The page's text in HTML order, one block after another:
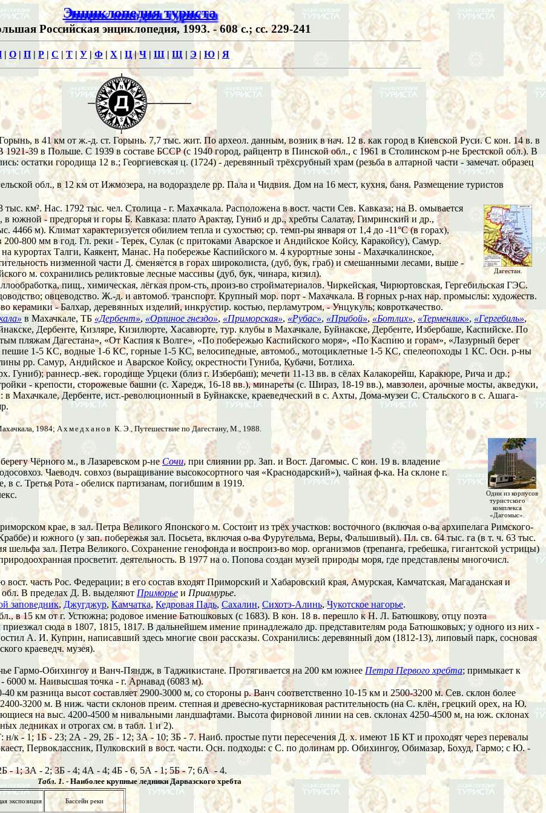
Энциклопедия туриста
Российская энциклопедия, 1993. - 608 с.; сс. 229-241
| О | П | Р | С | Т| У |Ф | Х | Ц|Ч | Ш | Щ | Э| Ю | Я
в 41 км от ж.-д. ст. Горынь. 7,7 тыс. жит. По археол. данным, возник в нач. 12 в. как город в Киевской Руси. С кон. 14 в. в
1921-39 в Польше. С 1939 в составе БССР (с 1940 город, райцентр в Пинской обл., с 1961 в Столинском р-не Брестской обл.). В
остатки городища 12 в.; Георгиевская ц. (1724) - деревянный трёхсрубный храм (резьба в алтарной части - замечат. образец
обл., в 12 км от Ижмозера, на водоразделе рр. Пала и Чидвия. Дом на 16 мест, кухня, баня. Размещение туристов
Дагестан.
км². Нас. 1792 тыс. чел. Столица - г. Махачкала. Расположена в вост. части Сев. Кавказа; на В. омывается
южной - предгорья и горы Б. Кавказа: плато Арактау, Гуниб и др., хребты Салатау, Гимринский и др.,
м). Климат характеризуется обилием тепла и сухостью; ср. темп-ры января от 1,4 до -11°C (в горах),
800 мм в год. Гл. реки - Терек, Сулак (с притоками Аварское и Андийское Койсу, Каракойсу), Самур.
курортах Талги, Каякент, Манас. На побережье Каспийского м. 4 курортные зоны - Махачкалинское,
низменной части Д. сменяется в горах широколиста, (дуб, бук, граб) и смешанными лесами, выше -
м. сохранились реликтовые лесные массивы (дуб, бук, чинара, кизил).
пищ., химическая, лёгкая пром-сть, произ-во стройматериалов. Чиркейская, Чирюртовская, Гергебильская ГЭС.
овцеводство. Ж.-д. и автомоб. транспорт. Крупный мор. порт - Махачкала. В горных р-нах нар. промыслы: художеств.
керамики - Балхар, деревянных изделий, инкрустир. костью, перламутром, - Унцукуль; ковроткачество.
в Махачкале, ТБ «Дербент», «Орлиное гнездо»,«Приморская», «Рубас»,«Прибой»,«Ботлих», «Терменлик», «Гергебиль»,
Дербенте, Кизляре, Кизилюрте, Хасавюрте, тур. клубы в Махачкале, Буйнакске, Дербенте, Избербаше, Каспийске. По
пляжам Дагестана», «От Каспия к Волге», «По побережью Каспийского моря», «По Каспию и горам», «Лазурный берег
пешие 1-5 КС, водные 1-6 КС, горные 1-5 КС, велосипедные, автомоб., мотоциклетные 1-5 КС, спелеопоходы 1 КС. Осн. р-ны
рр. Самур, Андийское и Аварское Койсу, окрестности Гуниба, Кубачи, Ботлиха.
Гуниб); раннеср.-век. городище Урцеки (близ г. Избербаш); мечети 11-13 вв. в сёлах Калакорейш, Каракюре, Рича и др.;
- крепости, сторожевые башни (с. Харедж, 16-18 вв.), минареты (с. Шираз, 18-19 вв.), мавзолеи, арочные мосты, акведуки,
Махачкале, Дербенте, ист.-революционный в Буйнакске, краеведческий в с. Ахты, Дома-музеи С. Стальского в с. Ашага-
1984; Ахмедханов К. Э., Путешествие по Дагестану, М., 1988.
Чёрного м., в Лазаревском р-неСочи, при слиянии рр. Зап. и Вост. Дагомыс. С кон. 19 в. владение
Чаеводч. совхоз (выращивание высокосортного чая «Краснодарский»), чайная ф-ка. На склоне г.
с. Третья Рота - обелиск партизанам, погибшим в 1919.
Один из корпусов
туристского
комплекса
«Дагомыс».
крае, в зал. Петра Великого Японского м. Состоит из трёх участков: восточного (включая о-ва архипелага Римского-
и южного (у зап. побережья зал. Посьета, включая о-ва Фуругельма, Веры, Фальшивый). Пл. св. 64 тыс. га (в т. ч. 63 тыс.
шельфа зал. Петра Великого. Сохранение генофонда и воспроиз-во мор. организмов (трепанга, гребешка, гигантской устрицы)
просветит. деятельность. В 1977 на о. Попова создан музей природы моря, где представлены многочисл.
вост. часть Рос. Федерации; в его состав входят Приморский и Хабаровский края, Амурская, Камчатская, Магаданская и
обл. В пределах Д. В. выделяют Приморье и Приамурье.
заповедник, Джугджур, Камчатка,Кедровая Падь, Сахалин, Сихотэ-Алинь,Чукотское нагорье.
в 15 км от г. Устюжна; родовое имение Батюшковых (с 1683). В кон. 18 в. перешло к Н. Л. Батюшкову, отцу поэта
сюда в 1807, 1815, 1817. В дальнейшем имение принадлежало др. представителям рода Батюшковых; у одного из них -
А. И. Куприн, написавший здесь многие свои рассказы. Сохранились: деревянный дом (1812-13), липовый парк, сосновая
краеведч. музея).
Гармо-Обихингоу и Ванч-Пяндж, в Таджикистане. Протягивается на 200 км южнее Петра Первого хребта; примыкает к
м. Наивысшая точка - г. Арнавад (6083 м).
разница высот составляет 2900-3000 м, со стороны р. Ванч соответственно 10-15 км и 2500-3200 м. Сев. склон более
3200 м. В ниж. части склонов преим. степная и древесно-кустарниковая растительность (на С. клён, грецкий орех, на Ю.
на выс. 4200-4500 м нивальными ландшафтами. Высота фирновой линии на сев. склонах 4250-4500 м, на юж. склонах
ледниках и отрогах см. в табл. 1 и 2).
н/к - 1; 1Б - 23; 2А - 29, 2Б - 12; 3А - 10; 3Б - 7. Наиб. простые пути пересечения Д. х. имеют 1Б КТ и проходят через перевалы
Первоклассник, Пулковский в вост. части. Осн. подходы: с С. по долинам рр. Обихингоу, Обимазар, Бохуд, Гармо; с Ю. -
- 1; 3А - 2; 3Б - 4; 4А - 4; 4Б - 6, 5А - 1; 5Б - 7; 6А - 4.
Табл. 1.- Наиболее крупные ледники Дарвазского хребта
экспозиция
Бассейн реки